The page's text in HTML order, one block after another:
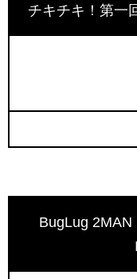
チキチキ！第一
BugLug